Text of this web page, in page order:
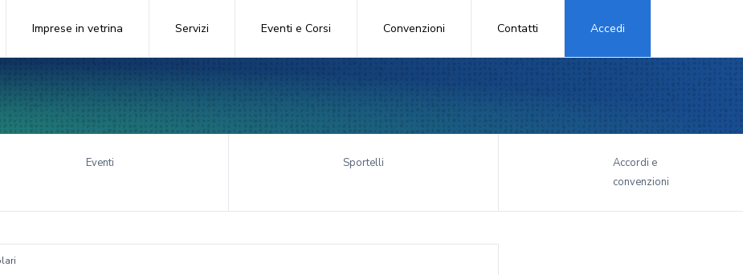
Imprese in vetrina Servizi Eventi e Corsi Convenzioni Contatti Accedi
Eventi Sportelli
Accordi e
convenzioni